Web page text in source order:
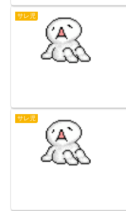
サレ児
サレ児